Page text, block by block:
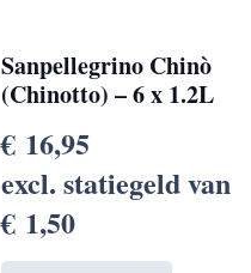
Sanpellegrino Chinò
(Chinotto) – 6 x 1.2L
€ 16,95
excl. statiegeld van
€ 1,50